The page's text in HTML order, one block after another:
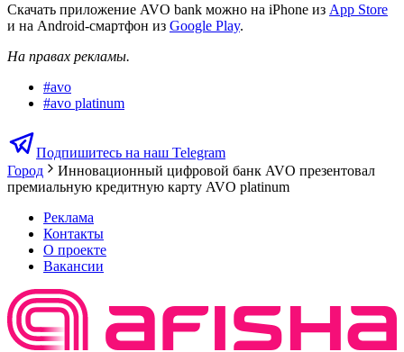
Скачать приложение AVO bank можно на iPhone из App Store
и на Android-смартфон из Google Play.
На правах рекламы.
#avo
#avo platinum
Подпишитесь на наш Telegram
Город
Инновационный цифровой банк AVO презентовал
премиальную кредитную карту AVO platinum
Реклама
Контакты
О проекте
Вакансии